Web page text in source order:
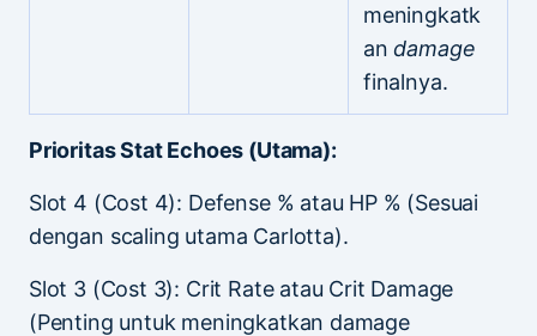
meningkatk
andamage
finalnya.
Prioritas Stat Echoes (Utama):
Slot 4 (Cost 4): Defense % atau HP % (Sesuai
dengan scaling utama Carlotta).
Slot 3 (Cost 3): Crit Rate atau Crit Damage
(Penting untuk meningkatkan damage